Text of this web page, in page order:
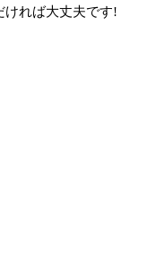
ければ大丈夫です!